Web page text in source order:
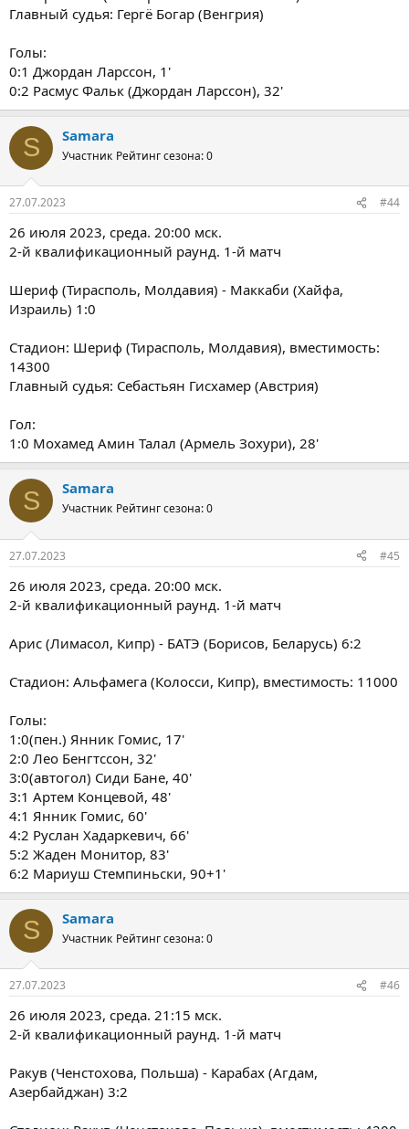
Главный судья: Гергё Богар (Венгрия)
Голы:
0:1 Джордан Ларссон, 1'
0:2 Расмус Фальк (Джордан Ларссон), 32'
S Samara
Участник Рейтинг сезона: 0
27.07.2023 #44
26 июля 2023, среда. 20:00 мск.
2-й квалификационный раунд. 1-й матч
Шериф (Тирасполь, Молдавия) - Маккаби (Хайфа,
Израиль) 1:0
Стадион: Шериф (Тирасполь, Молдавия), вместимость:
14300
Главный судья: Себастьян Гисхамер (Австрия)
Гол:
1:0 Мохамед Амин Талал (Армель Зохури), 28'
S Samara
Участник Рейтинг сезона: 0
27.07.2023 #45
26 июля 2023, среда. 20:00 мск.
2-й квалификационный раунд. 1-й матч
Арис (Лимасол, Кипр) - БАТЭ (Борисов, Беларусь) 6:2
Стадион: Альфамега (Колосси, Кипр), вместимость: 11000
Голы:
1:0(пен.) Янник Гомис, 17'
2:0 Лео Бенгтссон, 32'
3:0(автогол) Сиди Бане, 40'
3:1 Артем Концевой, 48'
4:1 Янник Гомис, 60'
4:2 Руслан Хадаркевич, 66'
5:2 Жаден Монитор, 83'
6:2 Мариуш Стемпиньски, 90+1'
S Samara
Участник Рейтинг сезона: 0
27.07.2023 #46
26 июля 2023, среда. 21:15 мск.
2-й квалификационный раунд. 1-й матч
Ракув (Ченстохова, Польша) - Карабах (Агдам,
Азербайджан) 3:2